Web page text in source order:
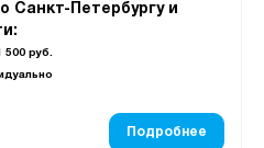
Санкт-Петербургу и
500 руб.
Подробнее